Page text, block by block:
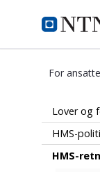
For ansatte
Prosedyre
Lover og
HMS-
HMS-